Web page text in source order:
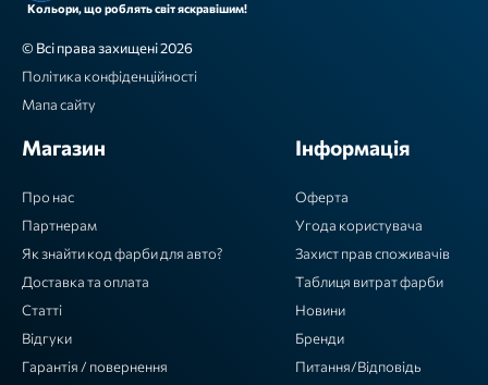
Кольори, що роблять світ яскравішим!
© Всі права захищені 2026
Політика конфіденційності
Мапа сайту
Магазин
Про нас
Партнерам
Як знайти код фарби для авто?
Доставка та оплата
Статті
Відгуки
Гарантія / повернення
Інформація
Оферта
Угода користувача
Захист прав споживачів
Таблиця витрат фарби
Новини
Бренди
Питання/Відповідь